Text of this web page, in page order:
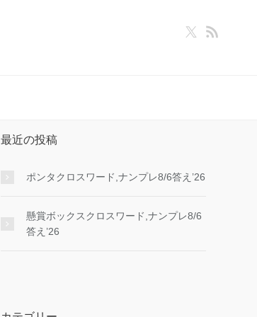
最近の投稿
ポンタクロスワード,ナンプレ8/6答え’26
懸賞ボックスクロスワード,ナンプレ8/6
答え’26